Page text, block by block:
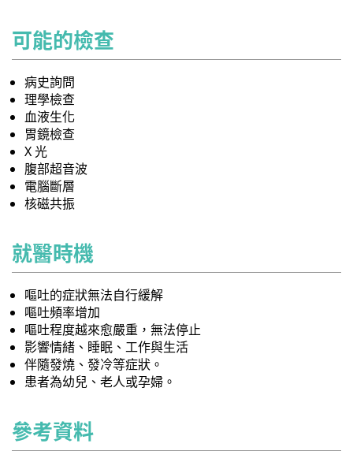
可能的檢查
病史詢問
理學檢查
血液生化
胃鏡檢查
X 光
腹部超音波
電腦斷層
核磁共振
就醫時機
嘔吐的症狀無法自行緩解
嘔吐頻率增加
嘔吐程度越來愈嚴重，無法停止
影響情緒、睡眠、工作與生活
伴隨發燒、發冷等症狀。
患者為幼兒、老人或孕婦。
參考資料